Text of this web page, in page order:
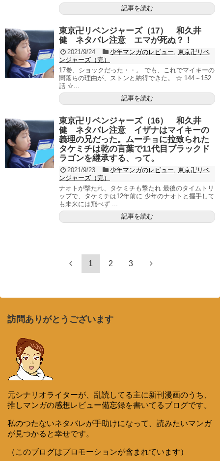
記事を読む
東京卍リベンジャーズ（17） 和久井
健 ネタバレ注意 エマが死ぬ？！
2021/9/24 少年マンガのレビュー 東京卍リベ
ンジャーズ（完）
17巻、ショックだった・・。 でも、これでマイキーの
闇落ちの理由が、ストンと納得できた。 ☆ 144～152
話 ☆...
記事を読む
東京卍リベンジャーズ（16） 和久井
健 ネタバレ注意 イザナはマイキーの
義理の兄だった。ムーチョに拉致られた
タケミチは乾の言葉で11代目ブラックド
ラゴンを継承する、って。
2021/9/23 少年マンガのレビュー 東京卍リベ
ンジャーズ（完）
ナオトが撃たれ、タケミチも撃たれ 最後のタイムトリ
ップで、タケミチは12年前に 少年のナオトと握手して
も未来には飛べず ...
記事を読む
1 2 3
訪問ありがとうございます
元シナリオライターが、乱読してる主に新刊漫画のうち、
推しマンガの感想レビュー備忘録を書いてるブログです。
私のつたないネタバレが手助けになって、読みたいマンガ
が見つかると幸せです。
（このブログはプロモーションが含まれています）